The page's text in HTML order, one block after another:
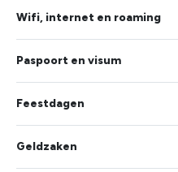
Wifi, internet en roaming
Paspoort en visum
Feestdagen
Geldzaken